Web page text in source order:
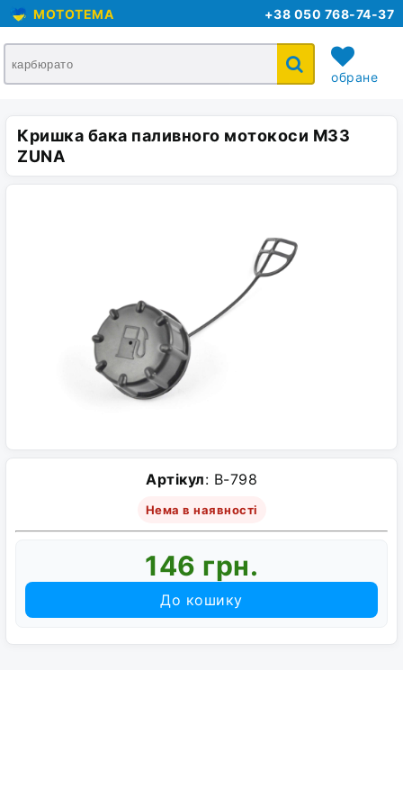
MOTOTEMA +38 050 768-74-37
обране
кошик
Кришка бака паливного мотокоси M33
ZUNA
Артікул: B-798
Нема в наявності
146 грн.
До кошику